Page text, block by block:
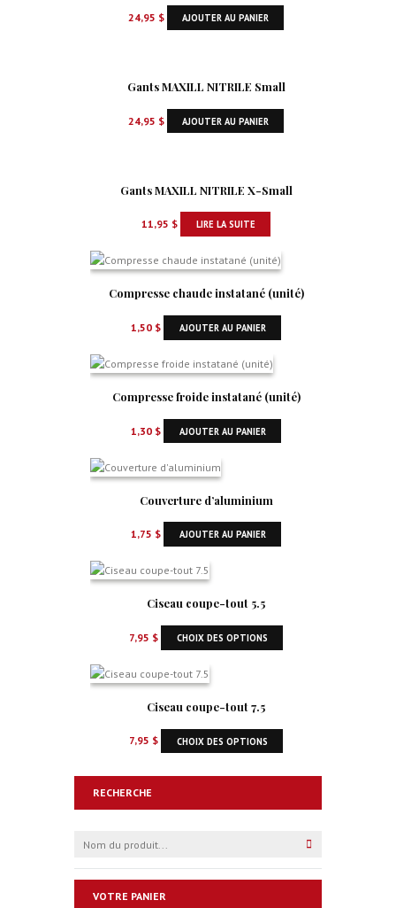
24,95 $ AJOUTER AU PANIER
Gants MAXILL NITRILE Small
24,95 $ AJOUTER AU PANIER
Gants MAXILL NITRILE X-Small
11,95 $ LIRE LA SUITE
Compresse chaude instatané (unité)
1,50 $ AJOUTER AU PANIER
Compresse froide instatané (unité)
1,30 $ AJOUTER AU PANIER
Couverture d’aluminium
1,75 $ AJOUTER AU PANIER
Ciseau coupe-tout 5.5
7,95 $ CHOIX DES OPTIONS
Ciseau coupe-tout 7.5
7,95 $ CHOIX DES OPTIONS
RECHERCHE
VOTRE PANIER